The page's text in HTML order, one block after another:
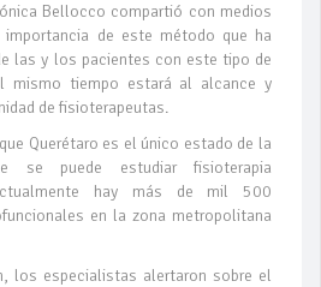
Bellocco compartió con medios
de este método que ha
las y los pacientes con este tipo de
mismo tiempo estará al alcance y
de fisioterapeutas.
Querétaro es el único estado de la
se puede estudiar fisioterapia
hay más de mil 500
en la zona metropolitana
los especialistas alertaron sobre el